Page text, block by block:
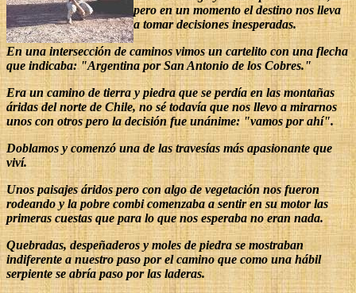
pero en un momento el destino nos lleva
a tomar decisiones inesperadas.
En una intersección de caminos vimos un cartelito con una flecha
que indicaba: "Argentina por San Antonio de los Cobres."
Era un camino de tierra y piedra que se perdía en las montañas
áridas del norte de Chile, no sé todavía que nos llevo a mirarnos
unos con otros pero la decisión fue unánime: "vamos por ahí".
Doblamos y comenzó una de las travesías más apasionante que
viví.
Unos paisajes áridos pero con algo de vegetación nos fueron
rodeando y la pobre combi comenzaba a sentir en su motor las
primeras cuestas que para lo que nos esperaba no eran nada.
Quebradas, despeñaderos y moles de piedra se mostraban
indiferente a nuestro paso por el camino que como una hábil
serpiente se abría paso por las laderas.